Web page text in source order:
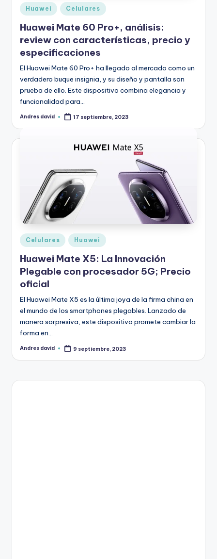
d
Publicado
en
Huawei Celulares
Huawei Mate 60 Pro+, análisis:
review con características, precio y
especificaciones
El Huawei Mate 60 Pro+ ha llegado al mercado como un
verdadero buque insignia, y su diseño y pantalla son
prueba de ello. Este dispositivo combina elegancia y
funcionalidad para…
Publicado
Andres david 17 septiembre, 2023
Publicado
en
Celulares Huawei
Huawei Mate X5: La Innovación
Plegable con procesador 5G; Precio
oficial
El Huawei Mate X5 es la última joya de la firma china en
el mundo de los smartphones plegables. Lanzado de
manera sorpresiva, este dispositivo promete cambiar la
forma en…
Publicado
Andres david 9 septiembre, 2023